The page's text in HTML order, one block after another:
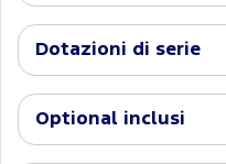
Dotazioni di serie
Optional inclusi